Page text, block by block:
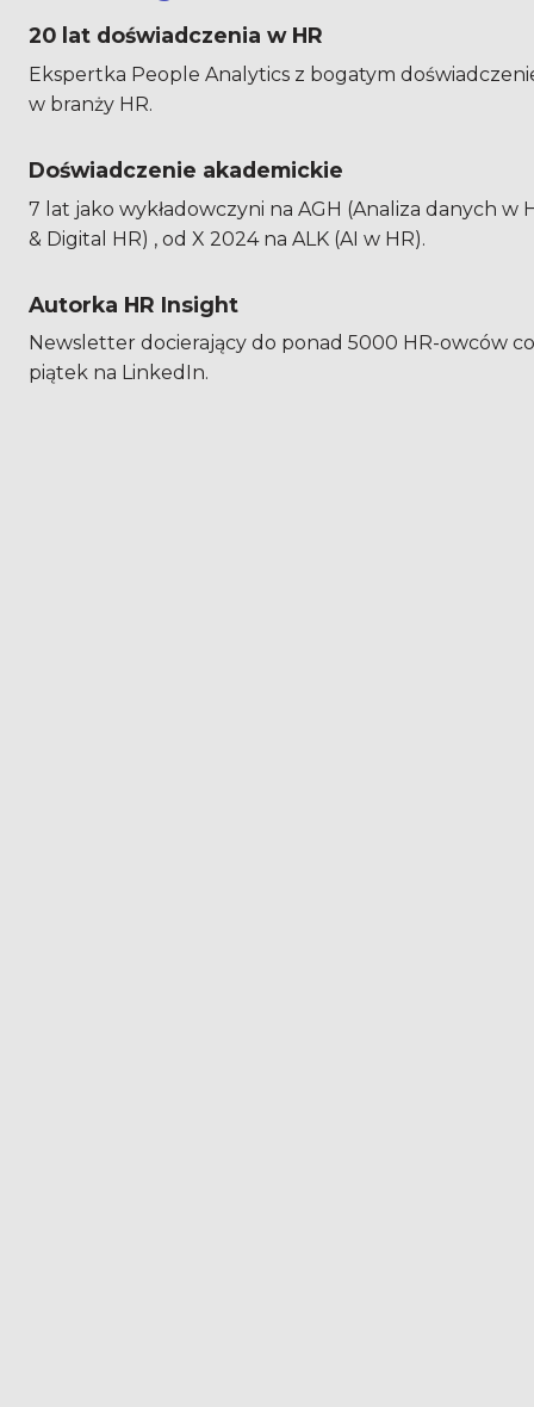
20 lat doświadczenia w HR
Ekspertka People Analytics z bogatym
w branży HR.
Doświadczenie akademickie
7 lat jako wykładowczyni na AGH (Analiza danych w
& Digital HR) , od X 2024 na ALK (AI w HR).
Autorka HR Insight
Newsletter docierający do ponad 5000 HR-owców co
piątek na LinkedIn.